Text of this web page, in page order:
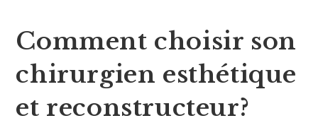
Comment choisir son
chirurgien esthétique
et reconstructeur?